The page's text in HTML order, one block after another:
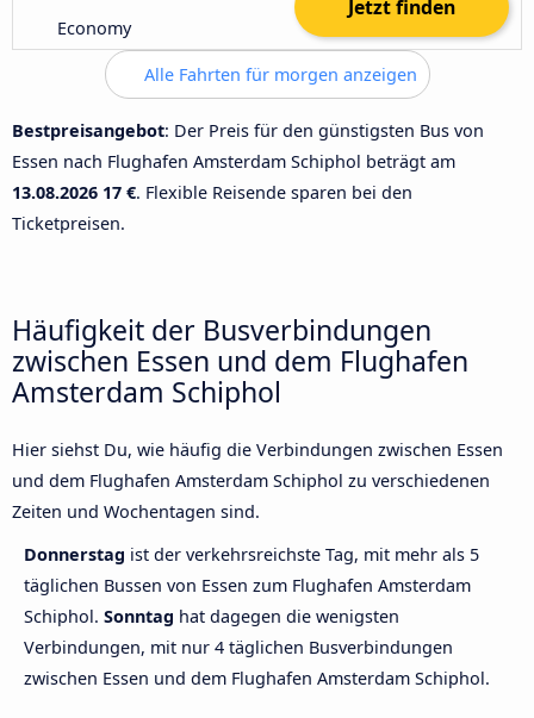
Economy
Jetzt finden
Alle Fahrten für morgen anzeigen
Bestpreisangebot: Der Preis für den günstigsten Bus von
Essen nach Flughafen Amsterdam Schiphol beträgt am
13.08.2026 17 €. Flexible Reisende sparen bei den
Ticketpreisen.
Häufigkeit der Busverbindungen
zwischen Essen und dem Flughafen
Amsterdam Schiphol
Hier siehst Du, wie häufig die Verbindungen zwischen Essen
und dem Flughafen Amsterdam Schiphol zu verschiedenen
Zeiten und Wochentagen sind.
Donnerstag ist der verkehrsreichste Tag, mit mehr als 5
täglichen Bussen von Essen zum Flughafen Amsterdam
Schiphol. Sonntag hat dagegen die wenigsten
Verbindungen, mit nur 4 täglichen Busverbindungen
zwischen Essen und dem Flughafen Amsterdam Schiphol.